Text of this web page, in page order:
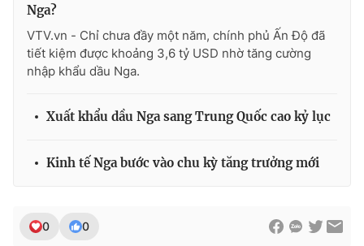
® Cấm sao chép dưới mọi hình thức nếu không có sự chấp
thông tin từ website này.
Nga?
VTV.vn - Chỉ chưa đầy một năm, chính phủ Ấn Độ đã
tiết kiệm được khoảng 3,6 tỷ USD nhờ tăng cường
nhập khẩu dầu Nga.
Xuất khẩu dầu Nga sang Trung Quốc cao kỷ lục
Kinh tế Nga bước vào chu kỳ tăng trưởng mới
0 0